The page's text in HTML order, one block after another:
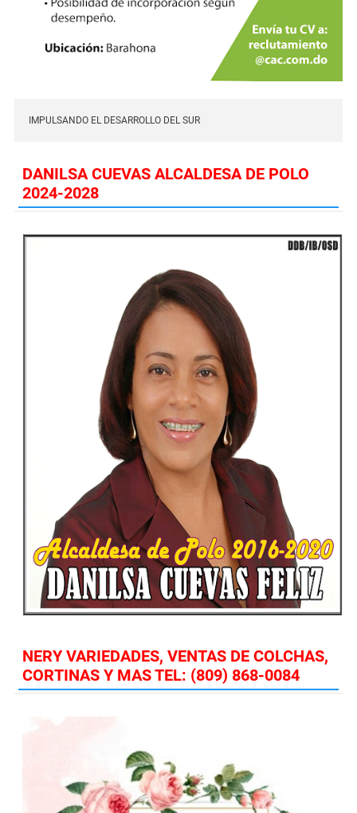
IMPULSANDO EL DESARROLLO DEL SUR
DANILSA CUEVAS ALCALDESA DE POLO
2024-2028
NERY VARIEDADES, VENTAS DE COLCHAS,
CORTINAS Y MAS TEL: (809) 868-0084